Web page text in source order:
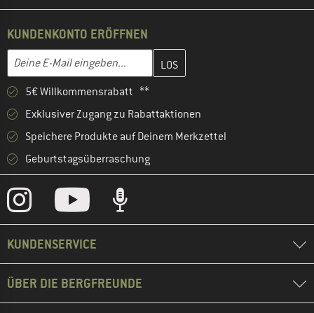
KUNDENKONTO ERÖFFNEN
E-Mail-Adresse
Gib hier deine E-Mail-Adresse ein und erstelle im nächsten
5€ Willkommensrabatt **
Exklusiver Zugang zu Rabattaktionen
Speichere Produkte auf Deinem Merkzettel
Geburtstagsüberraschung
KUNDENSERVICE
ÜBER DIE BERGFREUNDE